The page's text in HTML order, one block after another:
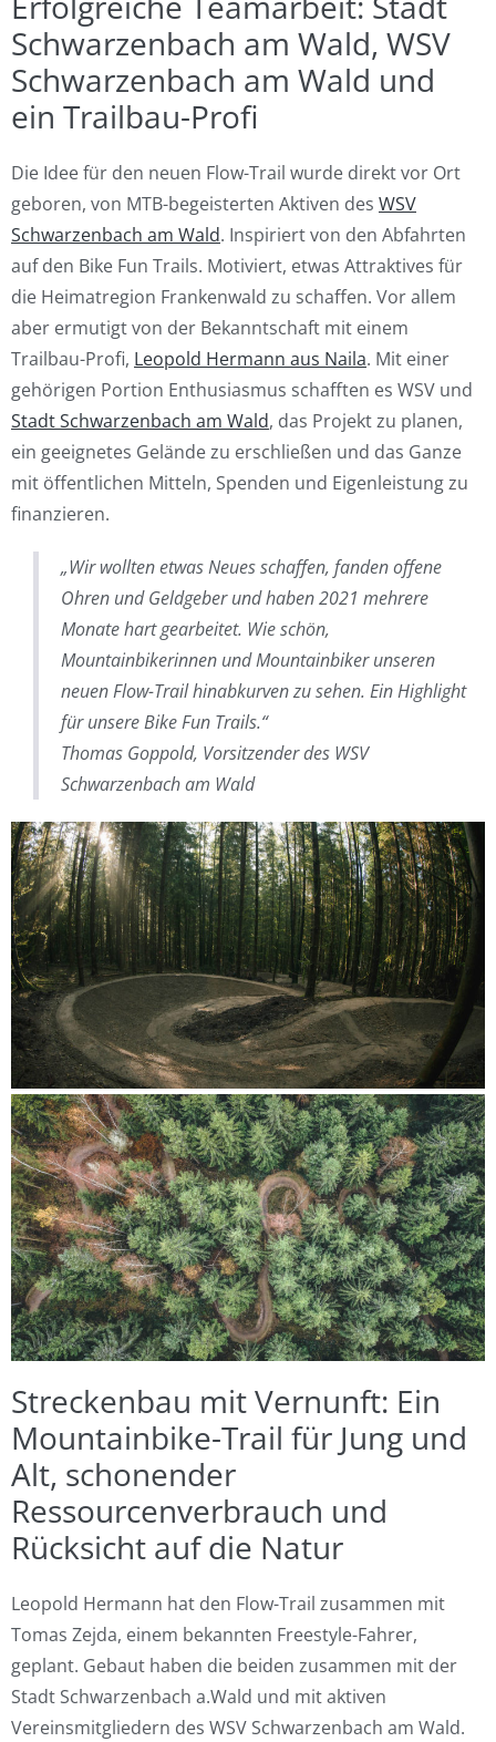
Schwarzenbach am Wald, WSV
Schwarzenbach am Wald und
ein Trailbau-Profi
Die Idee für den neuen Flow-Trail wurde direkt vor Ort
geboren, von MTB-begeisterten Aktiven des WSV
Schwarzenbach am Wald. Inspiriert von den Abfahrten
auf den Bike Fun Trails. Motiviert, etwas Attraktives für
die Heimatregion Frankenwald zu schaffen. Vor allem
aber ermutigt von der Bekanntschaft mit einem
Trailbau-Profi, Leopold Hermann aus Naila. Mit einer
gehörigen Portion Enthusiasmus schafften es WSV und
Stadt Schwarzenbach am Wald, das Projekt zu planen,
ein geeignetes Gelände zu erschließen und das Ganze
mit öffentlichen Mitteln, Spenden und Eigenleistung zu
finanzieren.
„Wir wollten etwas Neues schaffen, fanden offene
Ohren und Geldgeber und haben 2021 mehrere
Monate hart gearbeitet. Wie schön,
Mountainbikerinnen und Mountainbiker unseren
neuen Flow-Trail hinabkurven zu sehen. Ein Highlight
für unsere Bike Fun Trails.“
Thomas Goppold, Vorsitzender des WSV
Schwarzenbach am Wald
Streckenbau mit Vernunft: Ein
Mountainbike-Trail für Jung und
Alt, schonender
Ressourcenverbrauch und
Rücksicht auf die Natur
Leopold Hermann hat den Flow-Trail zusammen mit
Tomas Zejda, einem bekannten Freestyle-Fahrer,
geplant. Gebaut haben die beiden zusammen mit der
Stadt Schwarzenbach a.Wald und mit aktiven
Vereinsmitgliedern des WSV Schwarzenbach am Wald.